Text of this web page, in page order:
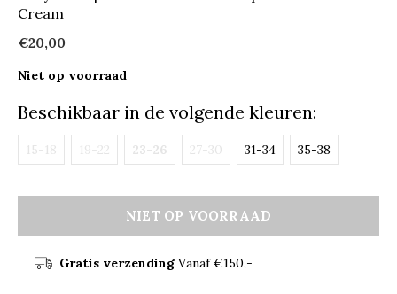
Cream
€20,00
Niet op voorraad
Beschikbaar in de volgende kleuren:
15-18 19-22 23-26 27-30 31-34 35-38
NIET OP VOORRAAD
Gratis verzendingVanaf €150,-